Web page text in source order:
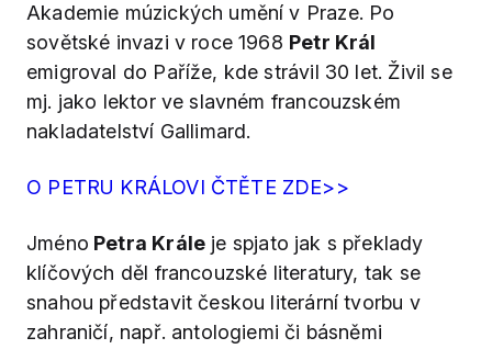
Akademie múzických umění v Praze. Po
sovětské invazi v roce 1968 Petr Král
emigroval do Paříže, kde strávil 30 let. Živil se
mj. jako lektor ve slavném francouzském
nakladatelství Gallimard.
O PETRU KRÁLOVI ČTĚTE ZDE>>
Jméno Petra Krále je spjato jak s překlady
klíčových děl francouzské literatury, tak se
snahou představit českou literární tvorbu v
zahraničí, např. antologiemi či básněmi